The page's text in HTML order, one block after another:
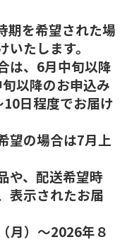
期を希望された場
たします。
は、6月中旬以降
以降のお申込み
日程度でお届け
望の場合は7月上
や、配送希望時
表示されたお届
月）～2026年８